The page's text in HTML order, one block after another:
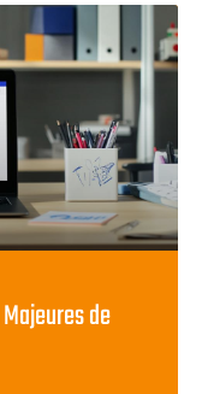
de